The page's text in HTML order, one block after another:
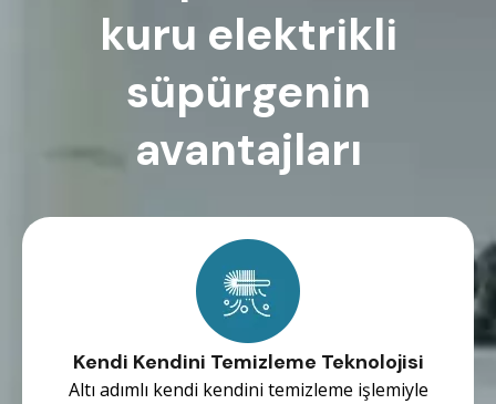
kuru elektrikli
süpürgenin
avantajları
Kendi Kendini Temizleme Teknolojisi
Altı adımlı kendi kendini temizleme işlemiyle